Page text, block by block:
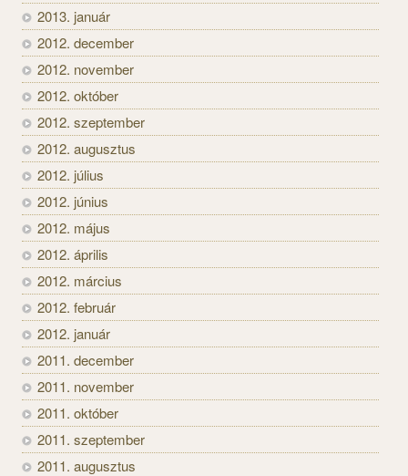
2013. január
2012. december
2012. november
2012. október
2012. szeptember
2012. augusztus
2012. július
2012. június
2012. május
2012. április
2012. március
2012. február
2012. január
2011. december
2011. november
2011. október
2011. szeptember
2011. augusztus